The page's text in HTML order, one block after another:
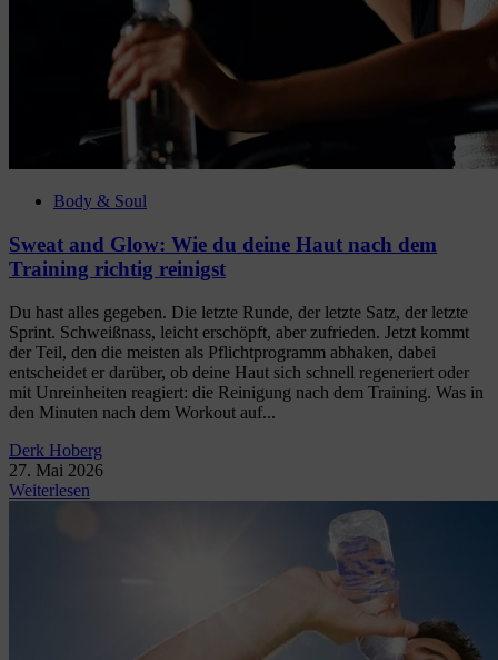
Body & Soul
Sweat and Glow: Wie du deine Haut nach dem
Training richtig reinigst
Du hast alles gegeben. Die letzte Runde, der letzte Satz, der letzte
Sprint. Schweißnass, leicht erschöpft, aber zufrieden. Jetzt kommt
der Teil, den die meisten als Pflichtprogramm abhaken, dabei
entscheidet er darüber, ob deine Haut sich schnell regeneriert oder
mit Unreinheiten reagiert: die Reinigung nach dem Training. Was in
den Minuten nach dem Workout auf...
Derk Hoberg
27. Mai 2026
Weiterlesen